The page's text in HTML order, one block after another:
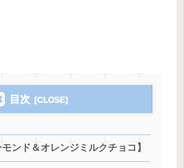
目次
ンド＆オレンジミルクチョコ】